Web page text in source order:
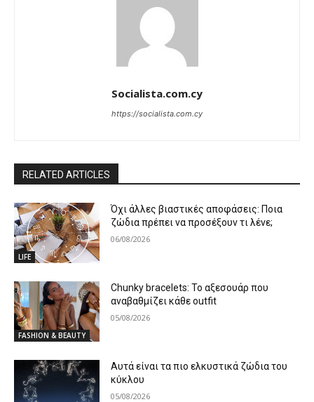
Socialista.com.cy
https://socialista.com.cy
RELATED ARTICLES
LIFE
Όχι άλλες βιαστικές αποφάσεις: Ποια
ζώδια πρέπει να προσέξουν τι λένε;
06/08/2026
FASHION & BEAUTY
Chunky bracelets: Το αξεσουάρ που
αναβαθμίζει κάθε outfit
05/08/2026
Αυτά είναι τα πιο ελκυστικά ζώδια του
κύκλου
05/08/2026